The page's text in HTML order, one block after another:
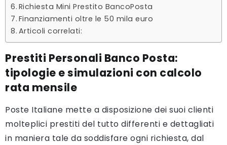
Richiesta Mini Prestito BancoPosta
Finanziamenti oltre le 50 mila euro
Articoli correlati:
Prestiti Personali Banco Posta:
tipologie e simulazioni con calcolo
rata mensile
Poste Italiane mette a disposizione dei suoi clienti
molteplici prestiti del tutto differenti e dettagliati
in maniera tale da soddisfare ogni richiesta, dal